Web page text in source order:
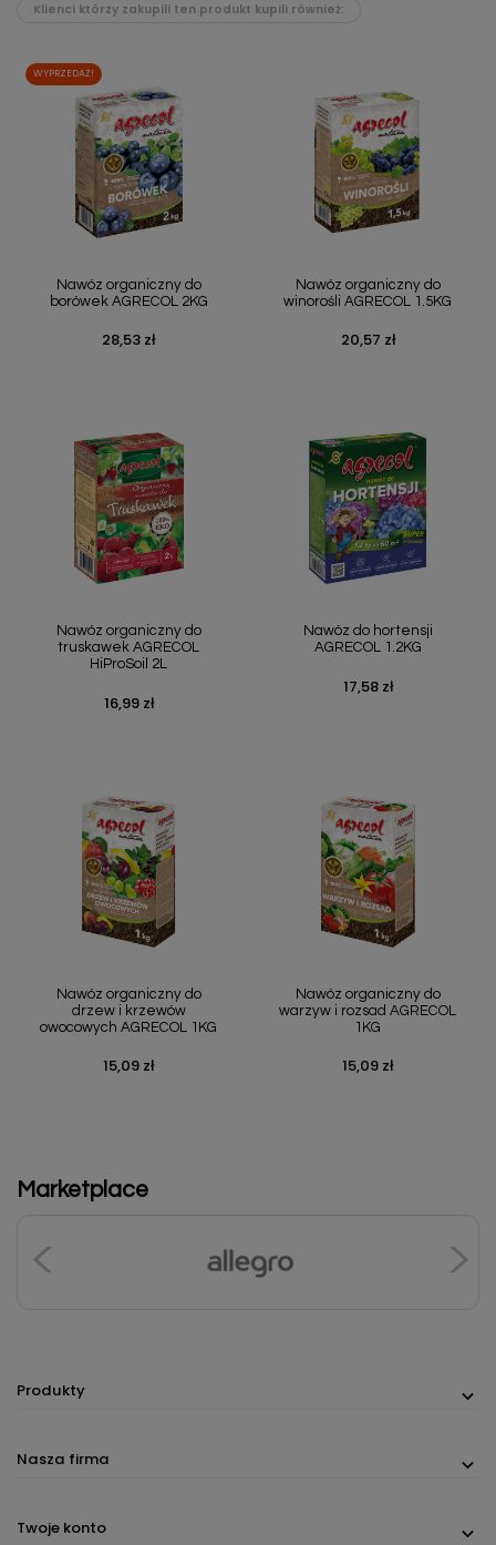
Klienci którzy zakupili ten produkt kupili również:
Nawóz organiczny do
borówek AGRECOL 2KG
Cena
28,53 zł
WYPRZEDAŻ!
Nawóz organiczny do
winorośli AGRECOL 1.5KG
Cena
20,57 zł
Nawóz organiczny do
truskawek AGRECOL
HiProSoil 2L
Cena
16,99 zł
Nawóz do hortensji
AGRECOL 1.2KG
Cena
17,58 zł
Nawóz organiczny do
drzew i krzewów
owocowych AGRECOL 1KG
Cena
15,09 zł
Nawóz organiczny do
warzyw i rozsad AGRECOL
1KG
Cena
15,09 zł
Marketplace
Produkty
Nasza firma
Twoje konto